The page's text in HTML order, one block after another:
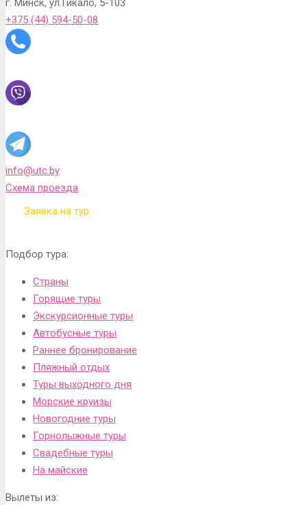
+375 (44) 594-50-08
info@utc.by
Схема проезда
Заявка на тур
Подбор тура:
Страны
Горящие туры
Экскурсионные туры
Автобусные туры
Раннее бронирование
Пляжный отдых
Туры выходного дня
Морские круизы
Новогодние туры
Горнолыжные туры
Свадебные туры
На майские
Вылеты из: